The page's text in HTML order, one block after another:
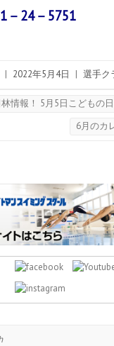
24－5751
| 2022年5月4日 | 選手ク
情報！ 5月5日こどもの
6月のカ